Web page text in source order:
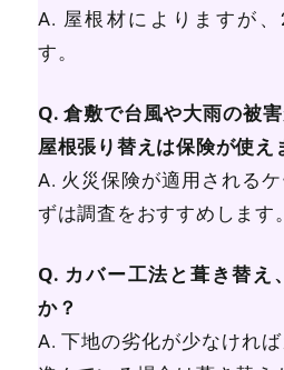
A. 屋根材によりますが
す。
Q. 倉敷で台風や大雨の被
屋根張り替えは保険が使え
A. 火災保険が適用される
ずは調査をおすすめします。
Q. カバー工法と葺き替え
か？
A. 下地の劣化が少なけれ